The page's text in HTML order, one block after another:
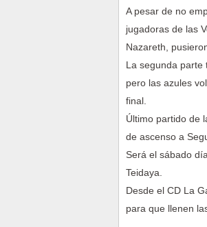
A pesar de no
jugadoras de las
Nazareth,
La segunda parte
pero las azules
final.
Último partido de
de ascenso a
Será el sábado
Teidaya.
Desde el CD La
para que llenen